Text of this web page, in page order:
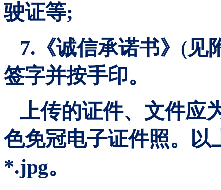
驶证等;
7.《诚信承诺书》(见
签字并按手印。
上传的证件、文件应
色免冠电子证件照。以
*.jpg。